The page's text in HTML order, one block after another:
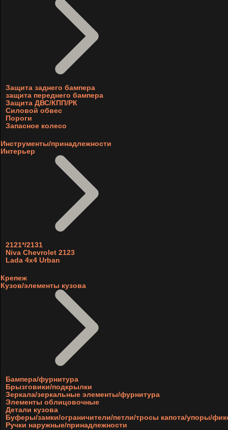
Защита заднего бампера
защита переднего бампера
Защита ДВС/КПП/РК
Силовой обвес
Пороги
Запасное колесо
Инструменты/принадлежности
Интерьер
2121*/2131
Niva Chevrolet 2123
Lada 4x4 Urban
Крепеж
Кузов/элементы кузова
Бампера/фурнитура
Брызговики/подкрылки
Зеркала/зеркальные элементы/фурнитура
Элементы облицовочные
Детали кузова
Буферы/замки/ограничители/петли/тросы капота/упоры/
Ручки наружные/принадлежности